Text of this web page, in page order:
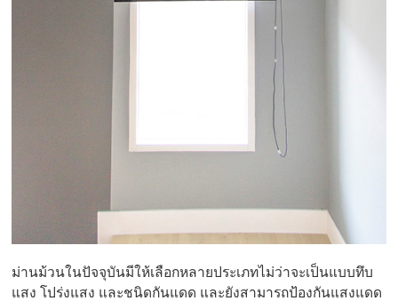
ม่านม้วนในปัจจุบันมีให้เลือกหลายประเภทไม่ว่าจะเป็นแบบทึบ
แสง โปร่งแสง และชนิดกันแดด และยังสามารถป้องกันแสงแดด